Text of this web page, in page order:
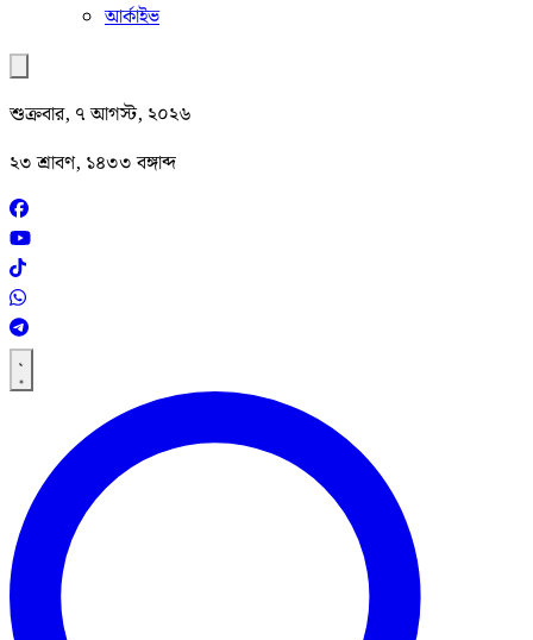
আর্কাইভ
শুক্রবার, ৭ আগস্ট, ২০২৬
২৩ শ্রাবণ, ১৪৩৩ বঙ্গাব্দ